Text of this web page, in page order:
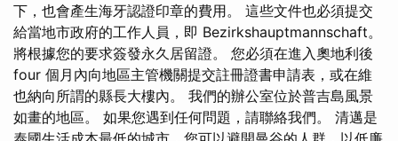
下，也會產生海牙認證印章的費用。 這些文件也必須提交
給當地市政府的工作人員，即 Bezirkshauptmannschaft。
將根據您的要求簽發永久居留證。 您必須在進入奧地利後
four 個月內向地區主管機關提交註冊證書申請表，或在維
也納向所謂的縣長大樓內。 我們的辦公室位於普吉島風景
如畫的地區。 如果您遇到任何問題，請聯絡我們。 清邁是